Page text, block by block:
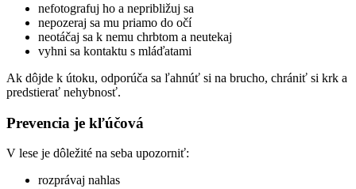
nefotografuj ho a nepribližuj sa
nepozeraj sa mu priamo do očí
neotáčaj sa k nemu chrbtom a neutekaj
vyhni sa kontaktu s mláďatami
Ak dôjde k útoku, odporúča sa ľahnúť si na brucho, chrániť si krk a
predstierať nehybnosť.
Prevencia je kľúčová
V lese je dôležité na seba upozorniť:
rozprávaj nahlas